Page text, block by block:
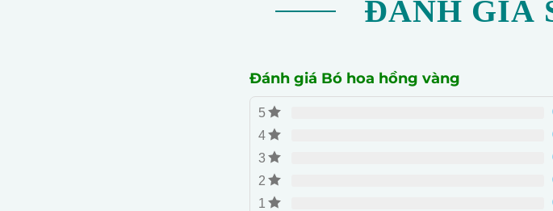
ĐÁNH GIÁ
Đánh giá Bó hoa hồng vàng
5
4
3
2
1